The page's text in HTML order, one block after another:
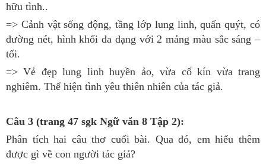
hữu tình..
=> Cảnh vật sống động, tầng lớp lung linh, quấn quýt, có
đường nét, hình khối đa dạng với 2 mảng màu sắc sáng –
tối.
=> Vẻ đẹp lung linh huyền ảo, vừa cổ kín vừa trang
nghiêm. Thể hiện tình yêu thiên nhiên của tác giả.
Câu 3 (trang 47 sgk Ngữ văn 8 Tập 2):
Phân tích hai câu thơ cuối bài. Qua đó, em hiểu thêm
được gì về con người tác giả?